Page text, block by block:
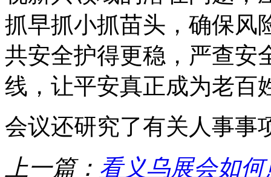
抓早抓小抓苗头，确保风
共安全护得更稳，严查安
线，让平安真正成为老百
会议还研究了有关人事事
上一篇： 看义乌展会如